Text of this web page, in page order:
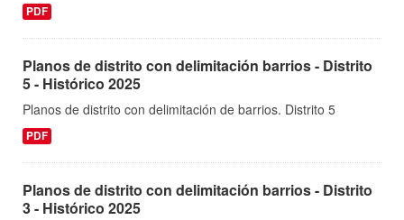
PDF
Planos de distrito con delimitación barrios - Distrito
5 - Histórico 2025
Planos de distrito con delimitación de barrios. Distrito 5
PDF
Planos de distrito con delimitación barrios - Distrito
3 - Histórico 2025